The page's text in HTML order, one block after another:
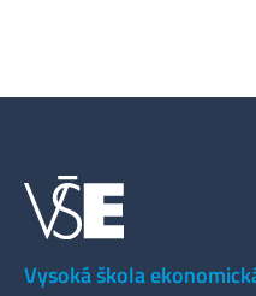
Vysoká škola